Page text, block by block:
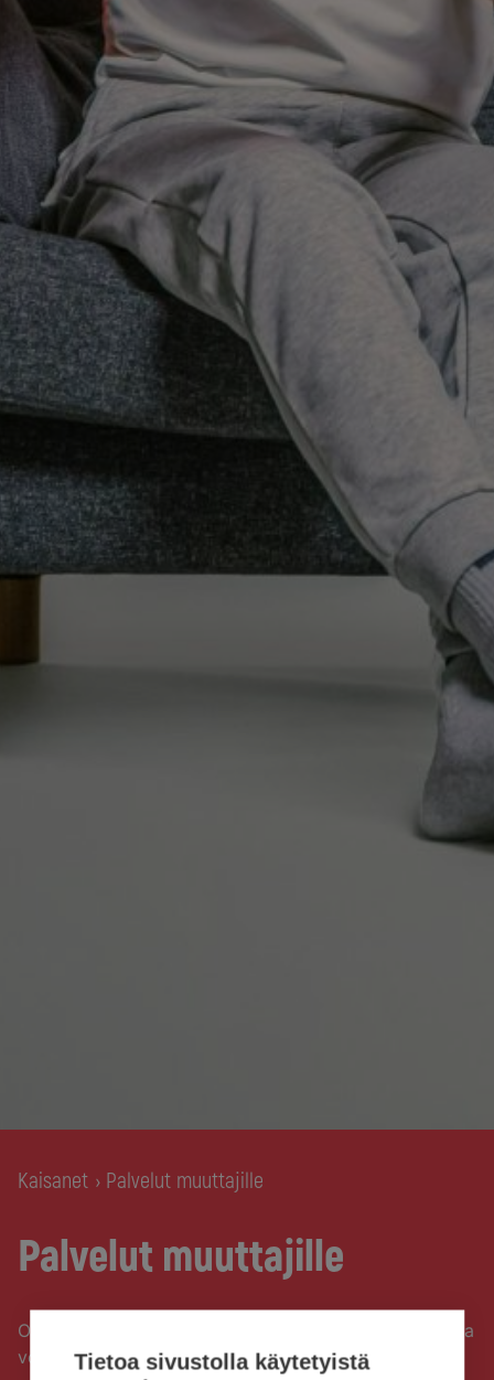
Kaisanet › Palvelut muuttajille
Palvelut muuttajille
Oletko muuttamassa uuteen osoitteeseen? Tällä sivulla
voit tilata Kaisanetin palveluita tai irtisanoa vanhat
Tietoa sivustolla käytetyistä